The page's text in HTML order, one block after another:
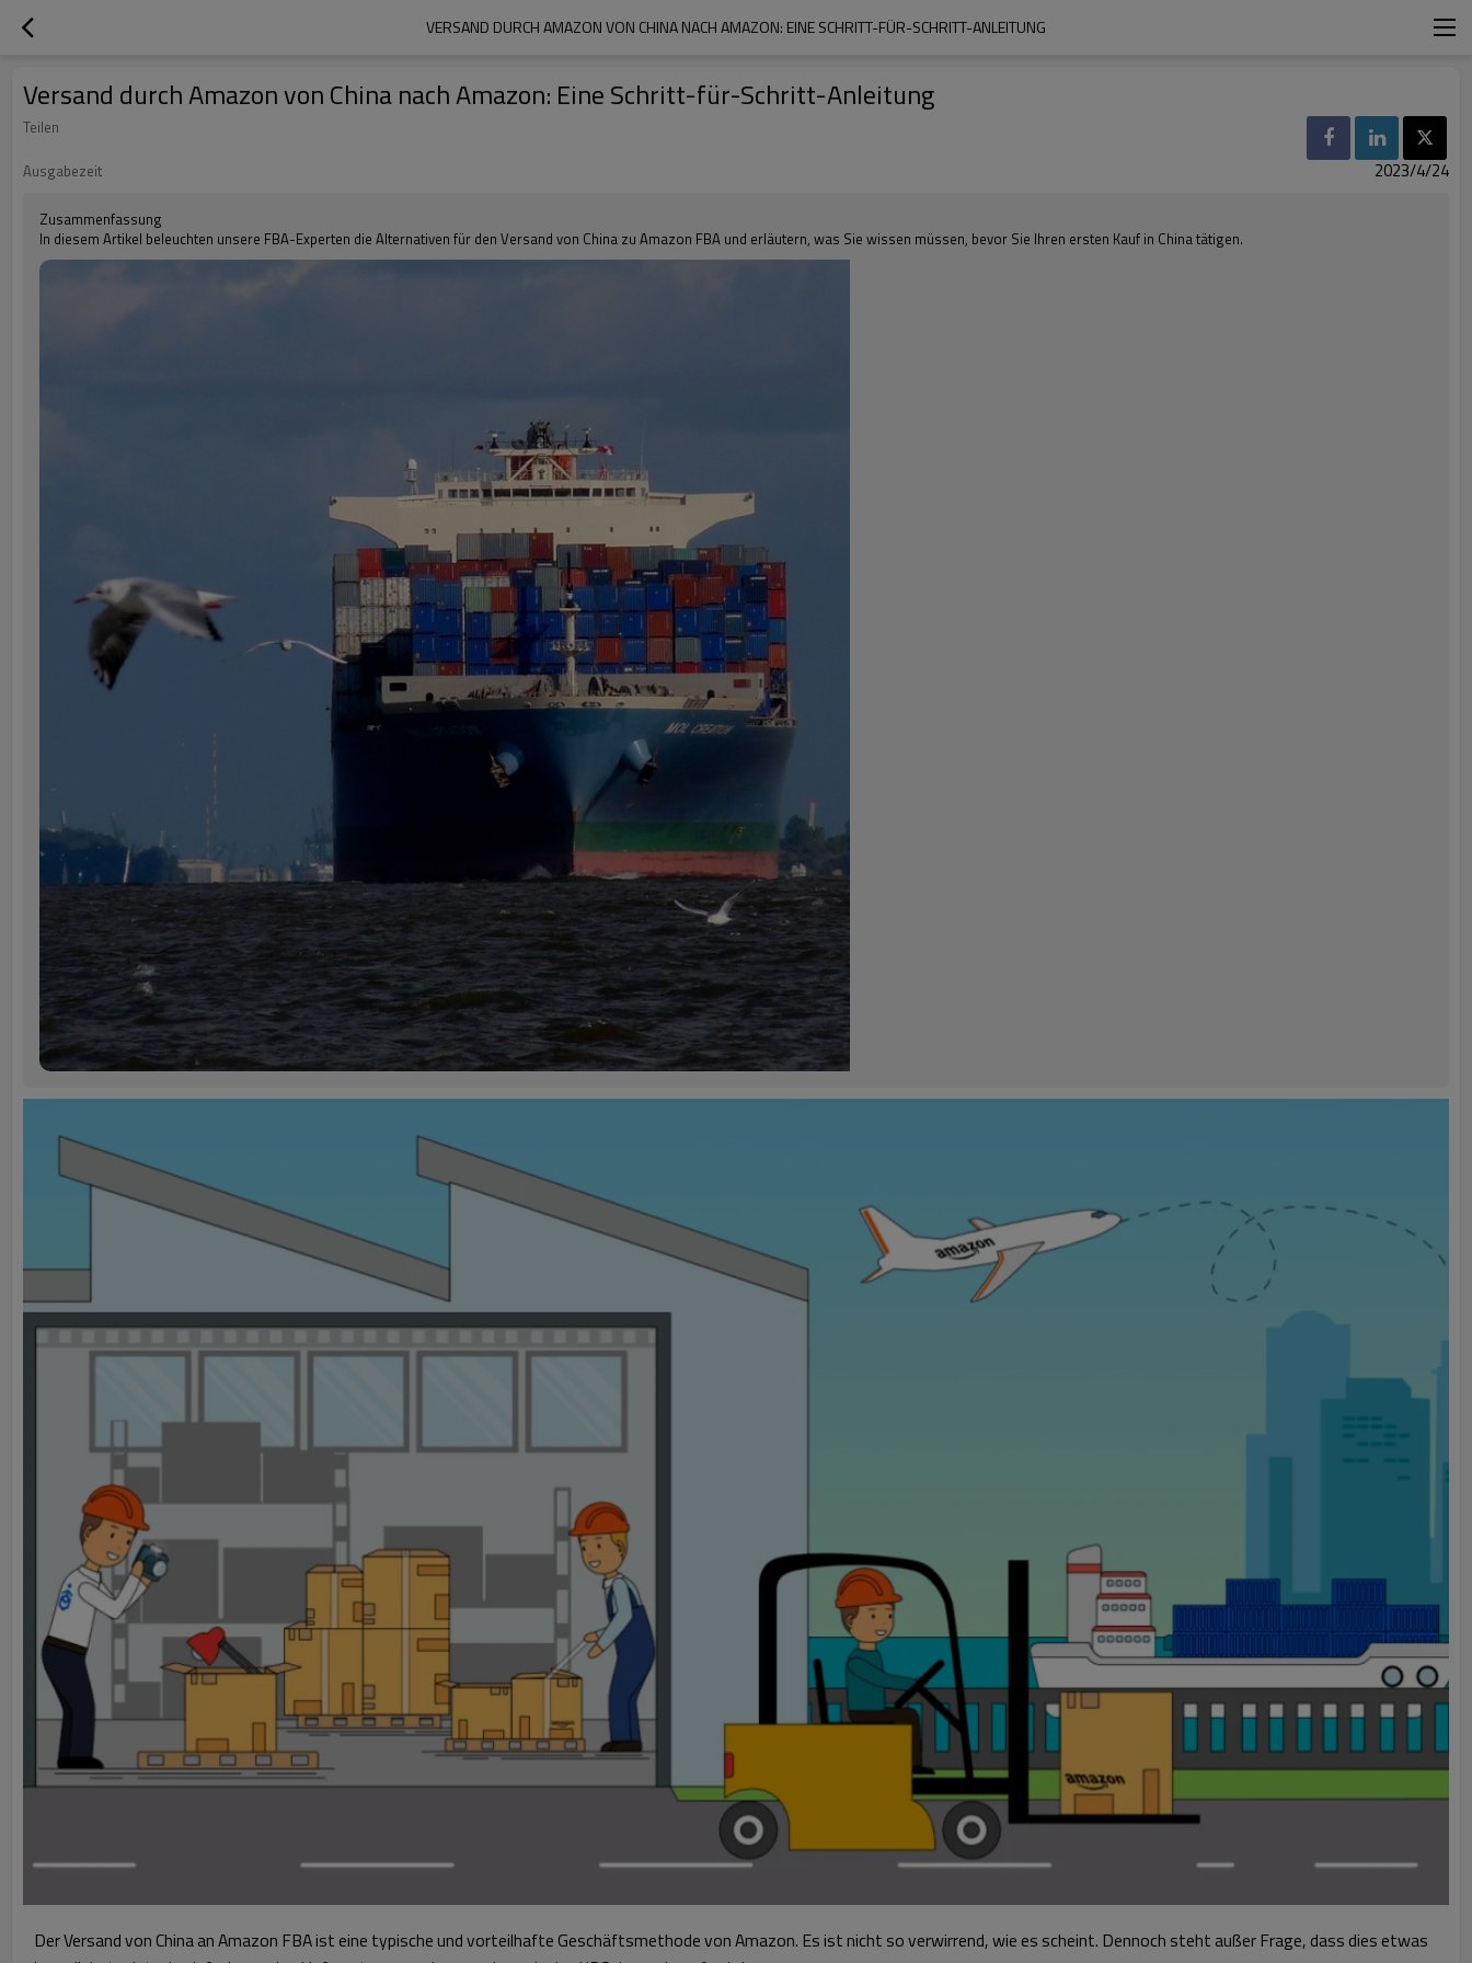
VERSAND DURCH AMAZON VON CHINA NACH AMAZON: EINE SCHRITT-FÜR-SCHRITT-ANLEITUNG
Versand durch Amazon von China nach Amazon: Eine Schritt-für-Schritt-Anleitung
Teilen
Ausgabezeit
2023/4/24
Zusammenfassung
In diesem Artikel beleuchten unsere FBA-Experten die Alternativen für den Versand von China zu Amazon FBA und erläutern, was Sie wissen müssen, bevor Sie Ihren ersten Kauf in China tätigen.
Der Versand von China an Amazon FBA ist eine typische und vorteilhafte Geschäftsmethode von Amazon. Es ist nicht so verwirrend, wie es scheint. Dennoch steht außer Frage, dass dies etwas